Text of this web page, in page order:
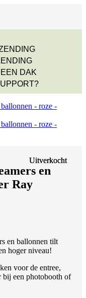
DAK
en
Ray
Uitverkocht
en ballonnen tilt
hoger niveau!
voor de entree,
bij een photobooth of
Uitverkocht